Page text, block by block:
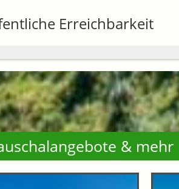
Erreichbarkeit
& mehr